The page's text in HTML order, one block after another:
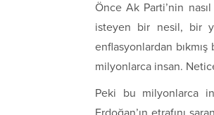
Önce Ak Parti’nin
isteyen bir nesil, bir
enflasyonlardan
milyonlarca insan.
Peki bu milyonlarca